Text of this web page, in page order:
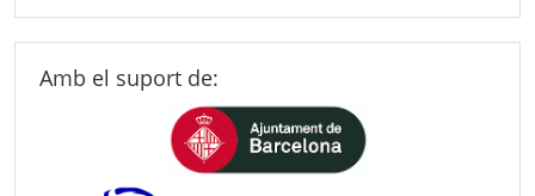
Amb el suport de: